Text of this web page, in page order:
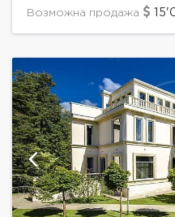
кардинально отличаются
Возможна продажа